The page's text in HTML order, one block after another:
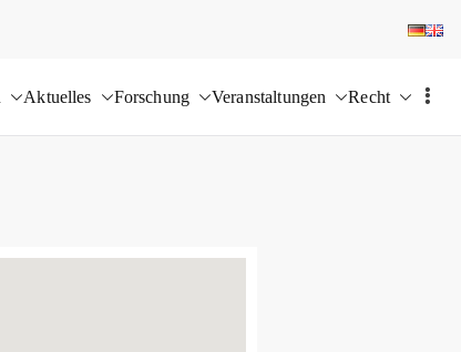
Aktuelles Forschung Veranstaltungen Recht